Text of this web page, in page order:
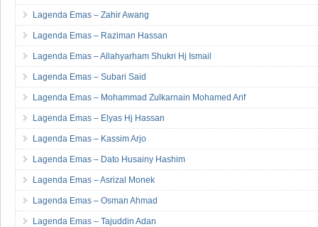
Lagenda Emas – Zahir Awang
Lagenda Emas – Raziman Hassan
Lagenda Emas – Allahyarham Shukri Hj Ismail
Lagenda Emas – Subari Said
Lagenda Emas – Mohammad Zulkarnain Mohamed Arif
Lagenda Emas – Elyas Hj Hassan
Lagenda Emas – Kassim Arjo
Lagenda Emas – Dato Husainy Hashim
Lagenda Emas – Asrizal Monek
Lagenda Emas – Osman Ahmad
Lagenda Emas – Tajuddin Adan